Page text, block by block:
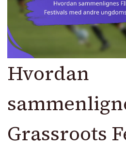
Hvordan
Grassroots